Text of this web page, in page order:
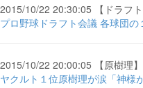
2015/10/22 20:30:05 【ドラフト
プロ野球ドラフト会議 各球団
2015/10/22 20:00:05 【原樹理】
ヤクルト１位原樹理が涙「神様